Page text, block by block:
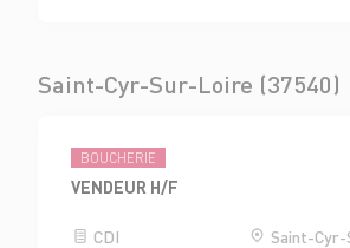
Saint-Cyr-Sur-Loire (37540)
BOUCHERIE
VENDEUR H/F
CDI
Saint-